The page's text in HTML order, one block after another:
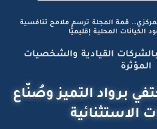
قمة المجلة ترسم ملامح تنافسية
الكيانات المحلية إقليميًّا
القيادية والشخصيات
المؤثرة
برواد التميز وصُنّاع
الاستثنائية